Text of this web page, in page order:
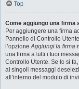
Top
Come aggiungo una firma
Per aggiungere una firma
Pannello di Controllo
l’opzioneAggiungi la firma
una firma a tutti i tuoi
Controllo Utente. Se lo si
ai singoli messaggi
all’interno del modulo di